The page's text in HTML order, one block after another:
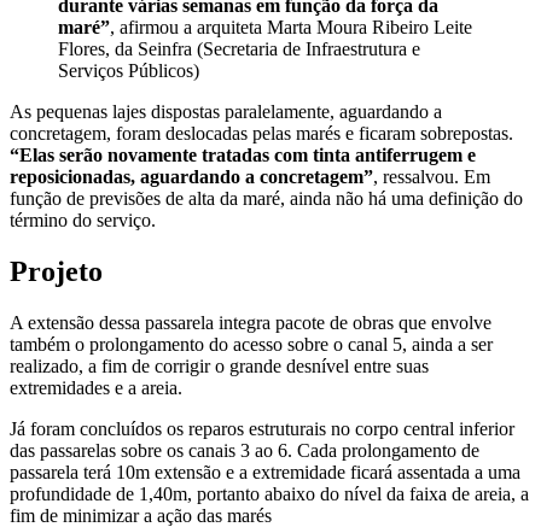
durante várias semanas em função da força da
maré”, afirmou a arquiteta Marta Moura Ribeiro Leite
Flores, da Seinfra (Secretaria de Infraestrutura e
Serviços Públicos)
As pequenas lajes dispostas paralelamente, aguardando a
concretagem, foram deslocadas pelas marés e ficaram sobrepostas.
“Elas serão novamente tratadas com tinta antiferrugem e
reposicionadas, aguardando a concretagem”, ressalvou. Em
função de previsões de alta da maré, ainda não há uma definição do
término do serviço.
Projeto
A extensão dessa passarela integra pacote de obras que envolve
também o prolongamento do acesso sobre o canal 5, ainda a ser
realizado, a fim de corrigir o grande desnível entre suas
extremidades e a areia.
Já foram concluídos os reparos estruturais no corpo central inferior
das passarelas sobre os canais 3 ao 6. Cada prolongamento de
passarela terá 10m extensão e a extremidade ficará assentada a uma
profundidade de 1,40m, portanto abaixo do nível da faixa de areia, a
fim de minimizar a ação das marés